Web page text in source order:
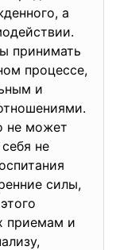
а
принимать
процессе,
и
не может
не
силы,
приемам и